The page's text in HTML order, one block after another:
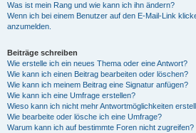
Was ist mein Rang und wie kann ich ihn ändern?
Wenn ich bei einem Benutzer auf den E-Mail-Link
anzumelden.
Beiträge schreiben
Wie erstelle ich ein neues Thema oder eine Antwort?
Wie kann ich einen Beitrag bearbeiten oder löschen?
Wie kann ich meinem Beitrag eine Signatur anfügen?
Wie kann ich eine Umfrage erstellen?
Wieso kann ich nicht mehr Antwortmöglichkeiten
Wie bearbeite oder lösche ich eine Umfrage?
Warum kann ich auf bestimmte Foren nicht zugreifen?